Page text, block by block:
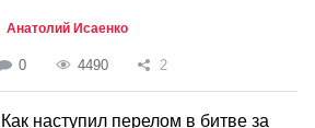
Анатолий Исаенко
0 4490 2
Как наступил перелом в битве за